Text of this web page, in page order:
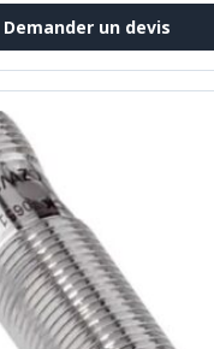
Demander un devis